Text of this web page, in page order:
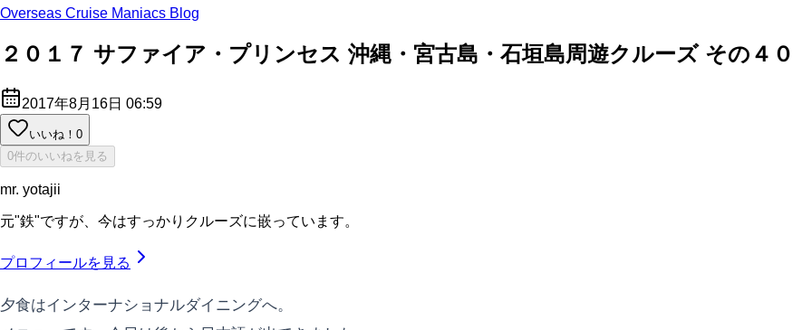
Overseas Cruise Maniacs Blog
２０１７ サファイア・プリンセス 沖縄・宮古島・石垣島周遊クルーズ その４
2017年8月16日 06:59
いいね！ 0
0件のいいねを見る
mr. yotajii
元"鉄"ですが、今はすっかりクルーズに嵌っています。
プロフィールを見る
夕食はインターナショナルダイニングへ。